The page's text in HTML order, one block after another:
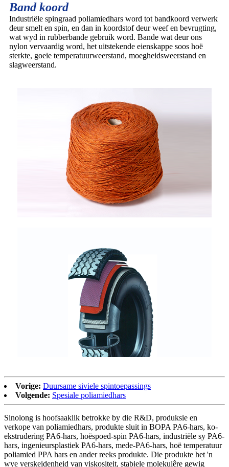
Band koord
Industriële spingraad poliamiedhars word tot bandkoord verwerk
deur smelt en spin, en dan in koordstof deur weef en bevrugting,
wat wyd in rubberbande gebruik word. Bande wat deur ons
nylon vervaardig word, het uitstekende eienskappe soos hoë
sterkte, goeie temperatuurweerstand, moegheidsweerstand en
slagweerstand.
Vorige: Duursame siviele spintoepassings
Volgende: Spesiale poliamiedhars
Sinolong is hoofsaaklik betrokke by die R&D, produksie en
verkope van poliamiedhars, produkte sluit in BOPA PA6-hars, ko-
ekstrudering PA6-hars, hoëspoed-spin PA6-hars, industriële sy PA6-
hars, ingenieursplastiek PA6-hars, mede-PA6-hars, hoë temperatuur
poliamied PPA hars en ander reeks produkte. Die produkte het 'n
wye verskeidenheid van viskositeit, stabiele molekulêre gewig